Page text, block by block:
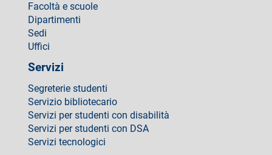
Facoltà e scuole
Dipartimenti
Sedi
Uffici
Servizi
Segreterie studenti
Servizio bibliotecario
Servizi per studenti con disabilità
Servizi per studenti con DSA
Servizi tecnologici